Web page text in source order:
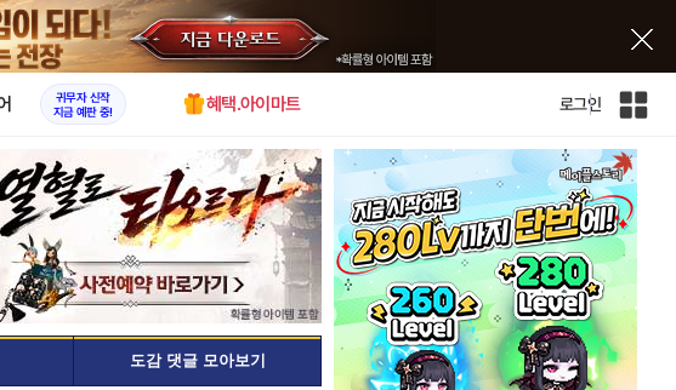
X
귀무자 신작
지금 예판 중!
혜택.아이마트 로그인
인
전
체
사
이
도감 댓글 모아보기